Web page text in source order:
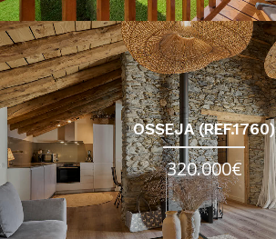
OSSEJA (REF.1760)
320.000€